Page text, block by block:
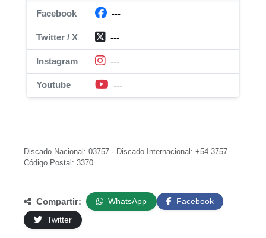
Facebook ---
Twitter / X ---
Instagram ---
Youtube ---
Discado Nacional: 03757 · Discado Internacional: +54 3757
Código Postal: 3370
Compartir: WhatsApp
Facebook
Twitter